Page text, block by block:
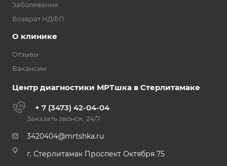
Заболевания
Возврат НДФЛ
О клинике
Отзывы
Вакансии
Центр диагностики МРТшка в Стерлитамаке
+ 7 (3473) 42-04-04
Заказать звонок, 24/7
3420404@mrtshka.ru
г. Стерлитамак Проспект Октября 75